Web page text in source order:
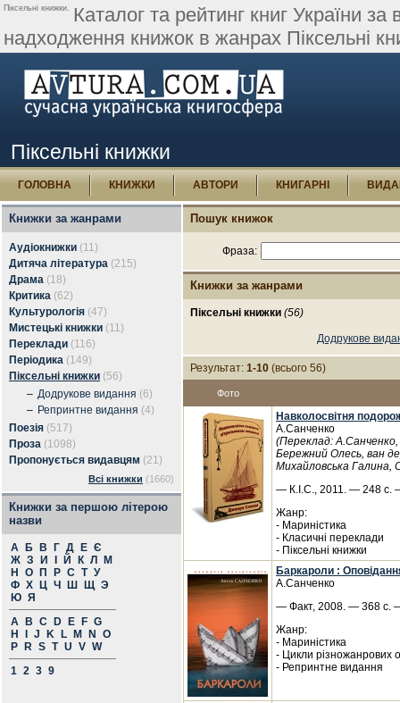
Піксельні книжки. Каталог та рейтинг книг України
надходження книжок в жанрах Піксельні
Піксельні книжки
ГОЛОВНА КНИЖКИ АВТОРИ КНИГАРНІ
Книжки за жанрами
Аудіокнижки (11)
Дитяча література (215)
Драма (18)
Критика (62)
Культурологія (47)
Мистецькі книжки (11)
Переклади (116)
Періодика (149)
Піксельні книжки (56)
– Додрукове видання (6)
– Репринтне видання (4)
Поезія (517)
Проза (1098)
Пропонується видавцям (21)
Всі книжки (1660)
Книжки за першою літерою
назви
А Б В Г Д Е Є
Ж З И Й К Л
М
Н
О П Р С Т У
Ф Х Ц Ч Ш Щ Э
Ю Я
A
B C D E F G
H
J K L M N
O
P
R S T U V W
1 2 3 9
Пошук книжок
Фраза:
Книжки за жанрами
Піксельні книжки (56)
Додрукове
Результат: 1-10 (всього 56)
Фото
Навколосвітня
А.Санченко
(Переклад:
Бережний Олесь, ван
Михайловська Галина,
— К.І.С., 2011. — 248 с.
Жанр:
- Мариністика
- Класичні переклади
- Піксельні книжки
Баркароли :
А.Санченко
— Факт, 2008. — 368 с.
Жанр:
- Мариністика
- Цикли різножанрових
- Репринтне видання